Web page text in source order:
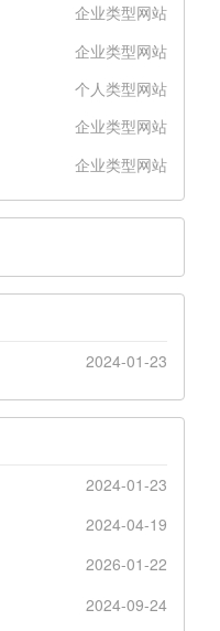
企业类型网站
企业类型网站
个人类型网站
企业类型网站
企业类型网站
2024-01-23
2024-01-23
2024-04-19
2026-01-22
2024-09-24